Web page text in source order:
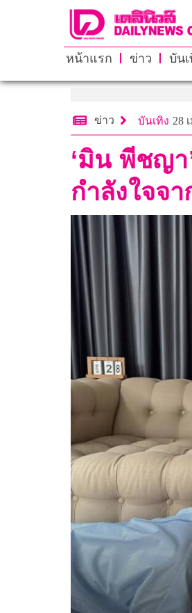
หน้าแรก ข่าว บันเ
ข่าว บันเทิง 28
‘มิน พีชญา
กำลังใจจ